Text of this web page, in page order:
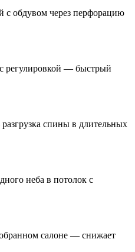
с обдувом через перфорацию
регулировкой — быстрый
спины в длительных
неба в потолок с
салоне — снижает